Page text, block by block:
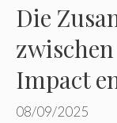
Die
Impact
08/09/2025